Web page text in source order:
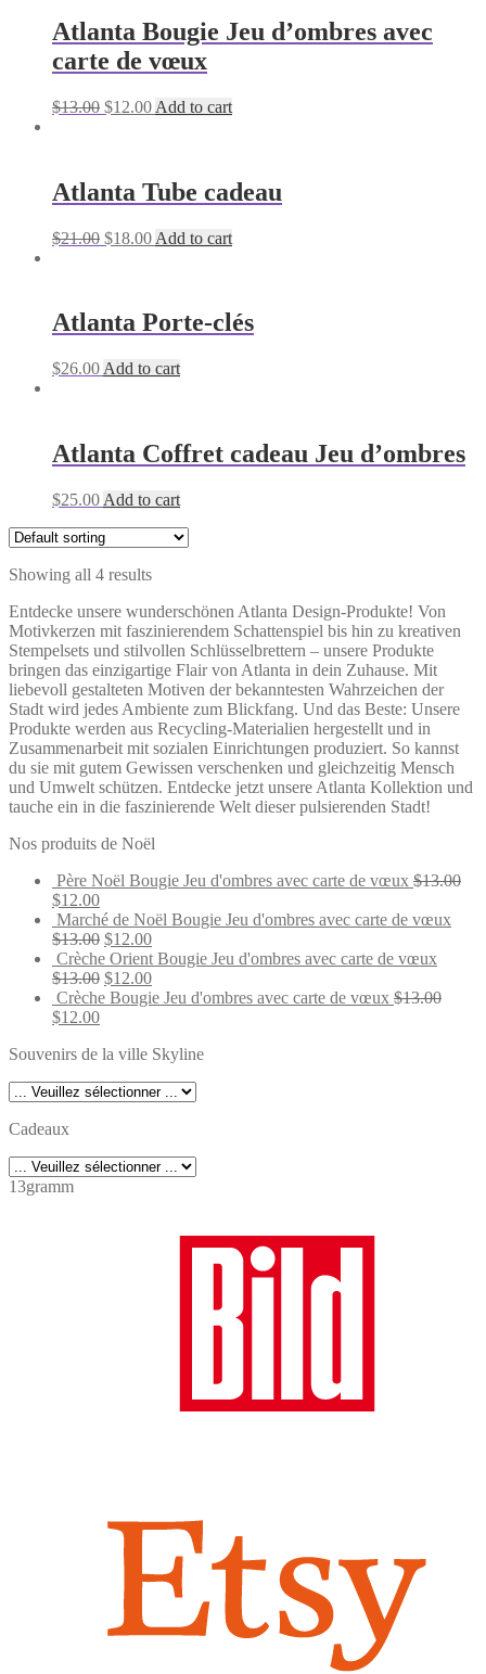
Atlanta Bougie Jeu d’ombres avec
carte de vœux
$13.00 Original
$12.00Current
Add to cart
Atlanta Tube cadeau
$21.00 Original
$18.00Current
Add to cart
Atlanta Porte-clés
$26.00 Add to cart
Atlanta Coffret cadeau Jeu d’ombres
$25.00 Add to cart
Showing all 4 results
Entdecke unsere wunderschönen Atlanta Design-Produkte! Von
Motivkerzen mit faszinierendem Schattenspiel bis hin zu kreativen
Stempelsets und stilvollen Schlüsselbrettern – unsere Produkte
bringen das einzigartige Flair von Atlanta in dein Zuhause. Mit
liebevoll gestalteten Motiven der bekanntesten Wahrzeichen der
Stadt wird jedes Ambiente zum Blickfang. Und das Beste: Unsere
Produkte werden aus Recycling-Materialien hergestellt und in
Zusammenarbeit mit sozialen Einrichtungen produziert. So kannst
du sie mit gutem Gewissen verschenken und gleichzeitig Mensch
und Umwelt schützen. Entdecke jetzt unsere Atlanta Kollektion und
tauche ein in die faszinierende Welt dieser pulsierenden Stadt!
Nos produits de Noël
Père Noël Bougie Jeu d'ombres avec carte de vœux $13.00
Original
price
was:
$13.00.
$12.00Current
price
is:
$12.00.
Marché de Noël Bougie Jeu d'ombres avec carte de vœux
$13.00 Original
price
was:
$13.00.
$12.00Current
price
is:
$12.00.
Crèche Orient Bougie Jeu d'ombres avec carte de vœux
$13.00 Original
price
$12.00Current
price
Crèche Bougie Jeu d'ombres avec carte de vœux $13.00
Original
was:
$12.00Current
is:
Souvenirs de la ville Skyline
Cadeaux
13gramm